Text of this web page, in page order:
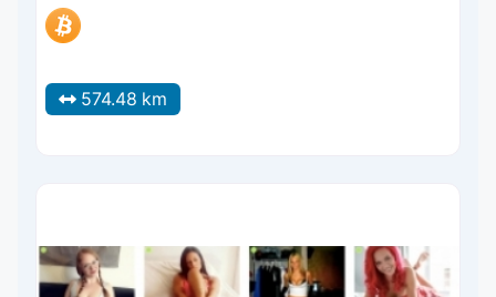
574.48 km